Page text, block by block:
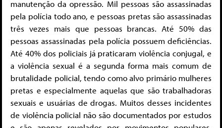
manutenção da opressão. Mil pessoas são assassinadas
pela polícia todo ano, e pessoas pretas são assassinadas
três vezes mais que pessoas brancas. Até 50% das
pessoas assassinadas pela polícia possuem deficiências.
Até 40% dos policiais já praticaram violência conjugal, e
a violência sexual é a segunda forma mais comum de
brutalidade policial, tendo como alvo primário mulheres
pretas e especialmente aquelas que são trabalhadoras
sexuais e usuárias de drogas. Muitos desses incidentes
de violência policial não são documentados por estudos